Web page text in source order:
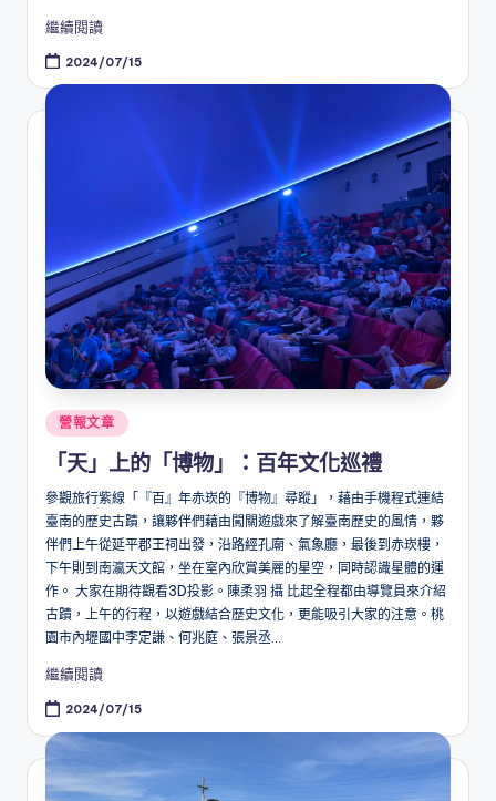
繼續閱讀
2024/07/15
Posted
營報文章
「天」上的「博物」：百年文化巡禮
參觀旅行紫線「『百』年赤崁的『博物』尋蹤」，藉由手機程式連結
臺南的歷史古蹟，讓夥伴們藉由闖關遊戲來了解臺南歷史的風情，夥
伴們上午從延平郡王祠出發，沿路經孔廟、氣象廳，最後到赤崁樓，
下午則到南瀛天文館，坐在室內欣賞美麗的星空，同時認識星體的運
作。 大家在期待觀看3D投影。陳柔羽 攝 比起全程都由導覽員來介紹
古蹟，上午的行程，以遊戲結合歷史文化，更能吸引大家的注意。桃
園市內壢國中李定謙、何兆庭、張景丞...
繼續閱讀
2024/07/15